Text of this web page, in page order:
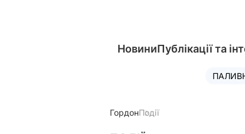
НовиниПублікації та
ГордонПодії